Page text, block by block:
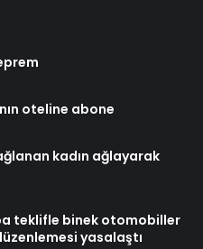
oteline abone
kadın ağlayarak
teklifle binek otomobiller
yasalaştı